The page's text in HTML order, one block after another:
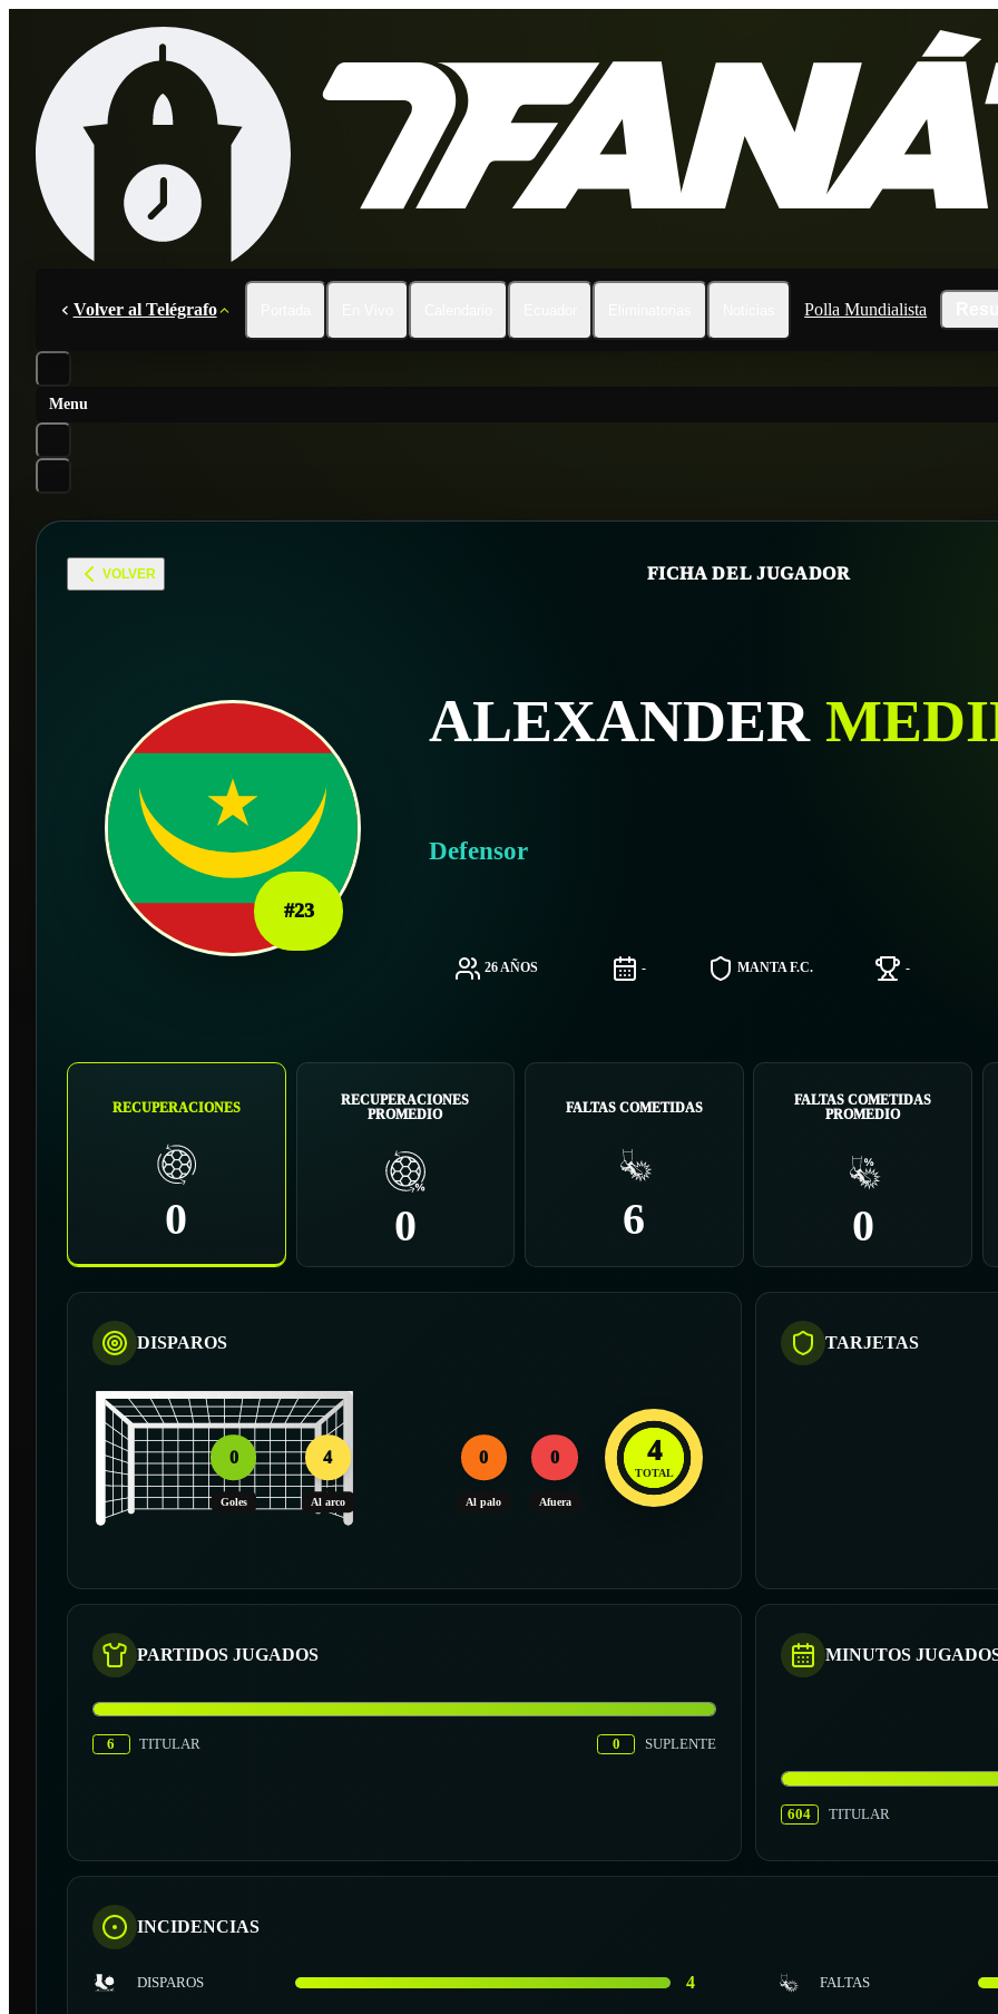
Volver al Telégrafo Polla Mundialista
Menu
VOLVER FICHA DEL JUGADOR
#23
ALEXANDER
Defensor
26 AÑOS - MANTA F.C. -
RECUPERACIONES
0
RECUPERACIONES
PROMEDIO
0
FALTAS COMETIDAS
6
FALTAS COMETIDAS
PROMEDIO
0
DISPAROS
0
Goles
4
Al arco
0
Al palo
0
Afuera
4
TOTAL
TARJETAS
PARTIDOS JUGADOS
6 TITULAR 0 SUPLENTE
MINUTOS
604 TITULAR
INCIDENCIAS
DISPAROS 4 FALTAS